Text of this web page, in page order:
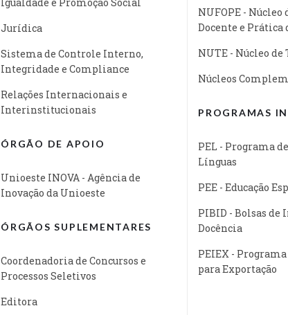
Jurídica
Sistema de Controle Interno,
Integridade e Compliance
Relações Internacionais e
Interinstitucionais
ÓRGÃO DE APOIO
Unioeste INOVA - Agência de
Inovação da Unioeste
ÓRGÃOS SUPLEMENTARES
Coordenadoria de Concursos e
Processos Seletivos
Editora
NUFOPE - Núcleo
Docente e Prática
NUTE - Núcleo
Núcleos
PROGRAMAS
PEL - Programa
Línguas
PEE - Educação
PIBID - Bolsas de
Docência
PEIEX -
para Exportação